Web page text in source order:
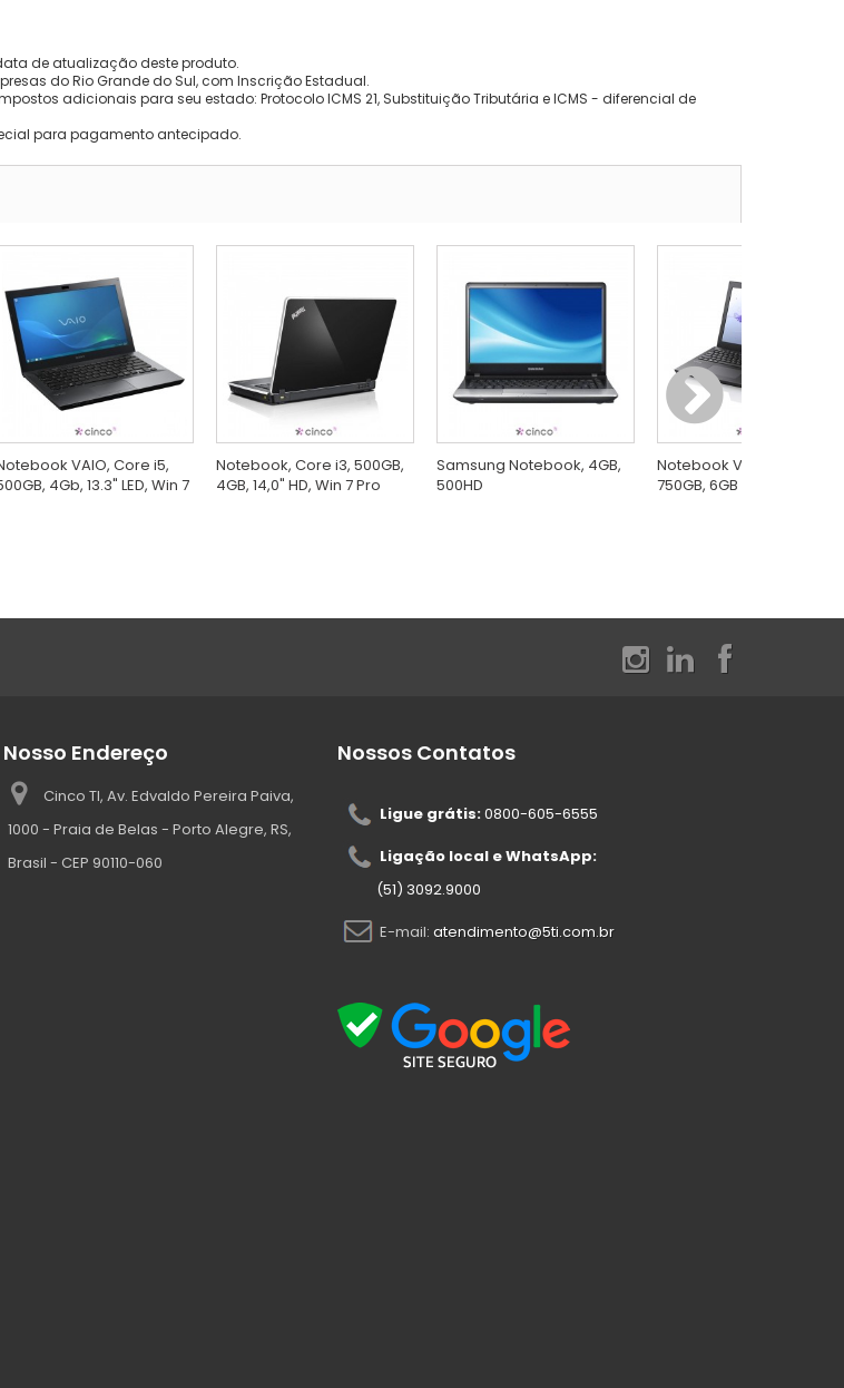
de atualização deste produto.
do Rio Grande do Sul, com Inscrição Estadual.
adicionais para seu estado: Protocolo ICMS 21, Substituição Tributária e ICMS - diferencial de
para pagamento antecipado.
VAIO, Core i5,
4Gb, 13.3" LED, Win 7
Notebook, Core i3, 500GB,
4GB, 14,0" HD, Win 7 Pro
Samsung Notebook, 4GB,
500HD
Notebook Vaio, Core I7,
750GB, 6GB , 15,5"
Nosso Endereço
Cinco TI, Av. Edvaldo Pereira Paiva,
1000 - Praia de Belas - Porto Alegre, RS,
Brasil - CEP 90110-060
Nossos Contatos
Ligue grátis:0800-605-6555
Ligação local e WhatsApp:
(51) 3092.9000
E-mail: atendimento@5ti.com.br